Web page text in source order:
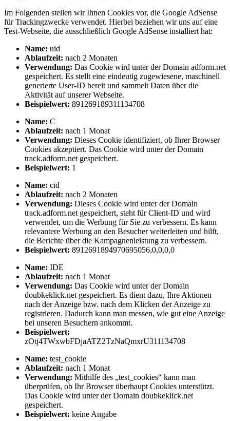
Im Folgenden stellen wir Ihnen Cookies vor, die Google AdSense
für Trackingzwecke verwendet. Hierbei beziehen wir uns auf eine
Test-Webseite, die ausschließlich Google AdSense installiert hat:
Name: uid
Ablaufzeit: nach 2 Monaten
Verwendung: Das Cookie wird unter der Domain adform.net
gespeichert. Es stellt eine eindeutig zugewiesene, maschinell
generierte User-ID bereit und sammelt Daten über die
Aktivität auf unserer Webseite.
Beispielwert: 891269189311134708
Name: C
Ablaufzeit: nach 1 Monat
Verwendung: Dieses Cookie identifiziert, ob Ihrer Browser
Cookies akzeptiert. Das Cookie wird unter der Domain
track.adform.net gespeichert.
Beispielwert: 1
Name: cid
Ablaufzeit: nach 2 Monaten
Verwendung: Dieses Cookie wird unter der Domain
track.adform.net gespeichert, steht für Client-ID und wird
verwendet, um die Werbung für Sie zu verbessern. Es kann
relevantere Werbung an den Besucher weiterleiten und hilft,
die Berichte über die Kampagnenleistung zu verbessern.
Beispielwert: 8912691894970695056,0,0,0,0
Name: IDE
Ablaufzeit: nach 1 Monat
Verwendung: Das Cookie wird unter der Domain
doubkeklick.net gespeichert. Es dient dazu, Ihre Aktionen
nach der Anzeige bzw. nach dem Klicken der Anzeige zu
registrieren. Dadurch kann man messen, wie gut eine Anzeige
bei unseren Besuchern ankommt.
Beispielwert:
zOtj4TWxwbFDjaATZ2TzNaQmxrU311134708
Name: test_cookie
Ablaufzeit: nach 1 Monat
Verwendung: Mithilfe des „test_cookies“ kann man
überprüfen, ob Ihr Browser überhaupt Cookies unterstützt.
Das Cookie wird unter der Domain doubkeklick.net
gespeichert.
Beispielwert: keine Angabe